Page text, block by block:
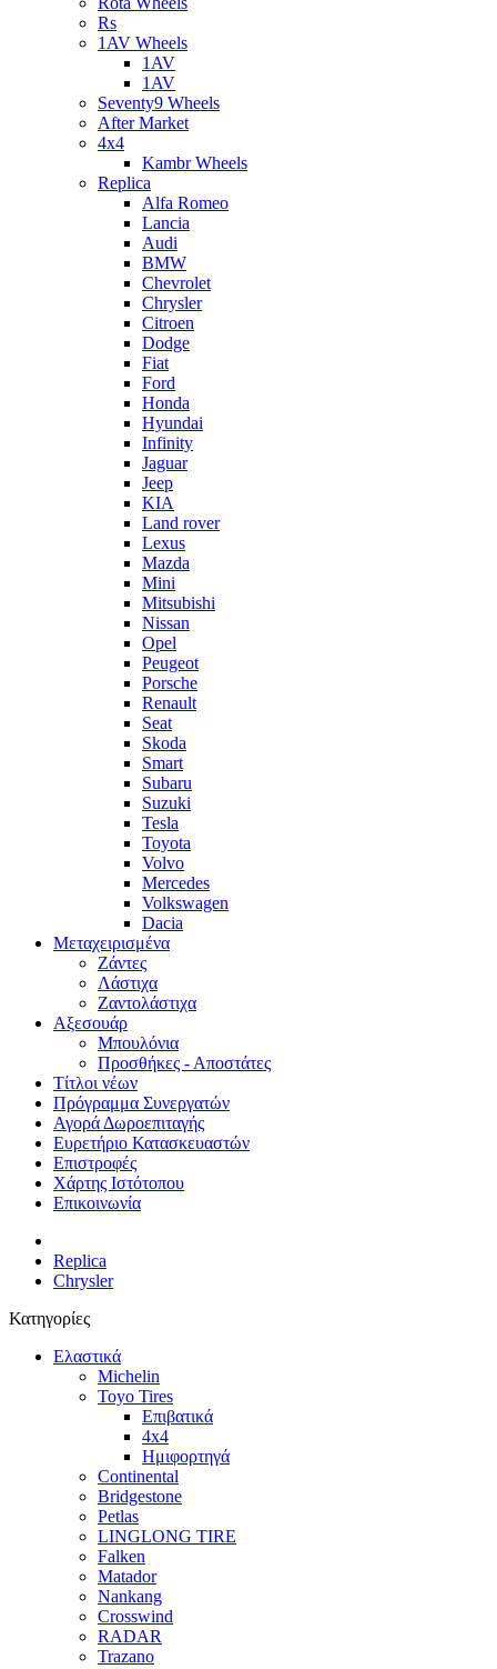
Rs
1AV Wheels
1AV
1AV
Seventy9 Wheels
After Market
4x4
Kambr Wheels
Replica
Alfa Romeo
Lancia
Audi
BMW
Chevrolet
Chrysler
Citroen
Dodge
Fiat
Ford
Honda
Hyundai
Infinity
Jaguar
Jeep
KIA
Land rover
Lexus
Mazda
Mini
Mitsubishi
Nissan
Opel
Peugeot
Porsche
Renault
Seat
Skoda
Smart
Subaru
Suzuki
Tesla
Toyota
Volvo
Mercedes
Volkswagen
Dacia
Μεταχειρισμένα
Zάντες
Λάστιχα
Ζαντολάστιχα
Αξεσουάρ
Μπουλόνια
Προσθήκες - Αποστάτες
Τίτλοι νέων
Πρόγραμμα Συνεργατών
Αγορά Δωροεπιταγής
Ευρετήριο Κατασκευαστών
Επιστροφές
Χάρτης Ιστότοπου
Επικοινωνία
Replica
Chrysler
Κατηγορίες
Ελαστικά
Michelin
Toyo Tires
Επιβατικά
4x4
Ημιφορτηγά
Continental
Bridgestone
Petlas
LINGLONG TIRE
Falken
Matador
Nankang
Crosswind
RADAR
Trazano